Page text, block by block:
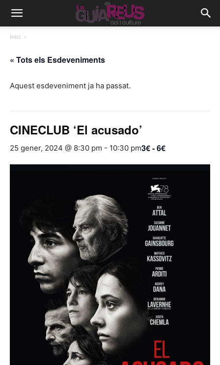
Inici
« Tots els Esdeveniments
Aquest esdeveniment ja ha passat.
CINECLUB ‘El acusado’
25 gener, 2024 @ 8:30 pm - 10:30 pm3€ - 6€